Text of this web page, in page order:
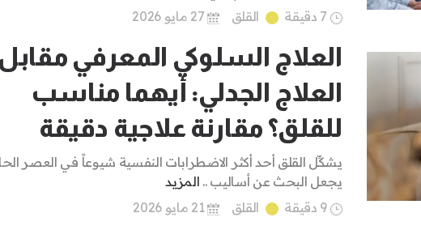
7 دقيقة
القلق 27 مايو 2026
العلاج السلوكي المعرفي
العلاج الجدلي: أيهما مناسب
للقلق؟ مقارنة علاجية دقيقة
يشكِّل القلق أحد أكثر الاضطرابات النفسية شيوعاً في العصر
يجعل البحث عن أساليب .. المزيد
9 دقيقة
القلق 21 مايو 2026